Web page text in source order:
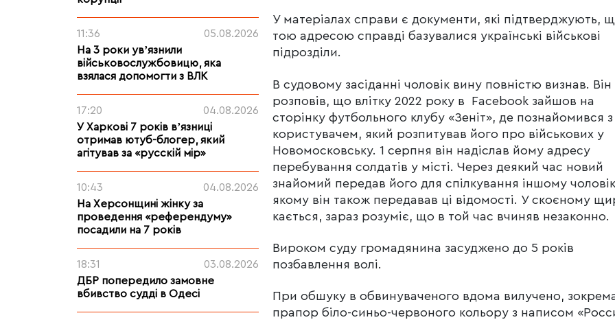
11:36
05.08.2026
На 3 роки увʼязнили
військовослужбовицю, яка
взялася допомогти з ВЛК
17:20
04.08.2026
У Харкові 7 років вʼязниці
отримав ютуб-блогер, який
агітував за «русскій мір»
10:43
04.08.2026
На Херсонщині жінку за
проведення «референдуму»
посадили на 7 років
18:31
03.08.2026
ДБР попередило замовне
вбивство судді в Одесі
У матеріалах справи є документи, які підтверджують,
тою адресою справді базувалися українські військові
підрозділи.
В судовому засіданні чоловік вину повністю визнав. Він
розповів, що влітку 2022 року в Facebook зайшов на
сторінку футбольного клубу «Зеніт», де познайомився з
користувачем, який розпитував його про військових у
Новомосковську. 1 серпня він надіслав йому адресу
перебування солдатів у місті. Через деякий час новий
знайомий передав його для спілкування іншому
якому він також передавав ці відомості. У скоєному
кається, зараз розуміє, що в той час вчиняв незаконно.
Вироком суду громадянина засуджено до 5 років
позбавлення волі.
При обшуку в обвинуваченого вдома вилучено,
прапор біло-синьо-червоного кольору з написом